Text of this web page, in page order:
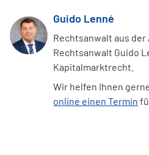
Guido Lenné
Rechtsanwalt aus der
Rechtsanwalt Guido
Kapitalmarktrecht.
Wir helfen Ihnen
online einen Termin